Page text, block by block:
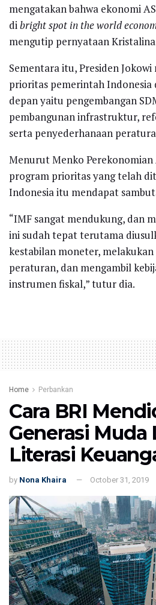
mengatakan bahwa ekonomi
dibright spot in the world
mengutip pernyataan
Sementara itu, Presiden
prioritas pemerintah Indonesia
depan yaitu pengembangan
pembangunan infrastruktur,
serta penyederhanaan
Menurut Menko
program prioritas yang telah
Indonesia itu mendapat
“IMF sangat mendukung, dan
ini sudah tepat terutama
kestabilan moneter,
peraturan, dan mengambil
instrumen fiskal,” tutur dia.
Home Perbankan
Cara BRI
Generasi Muda
Literasi
by Nona Khaira October 31, 2019